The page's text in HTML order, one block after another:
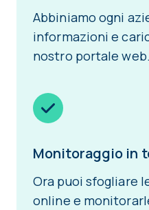
Abbiniamo ogni
informazioni e
nostro portale web.
Monitoraggio in
Ora puoi sfogliare
online e